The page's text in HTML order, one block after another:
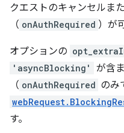
クエストのキャンセルま
（ onAuthRequired ）が
オプションの
'asyncBlocking'
が含
（ onAuthRequired のみ
す。